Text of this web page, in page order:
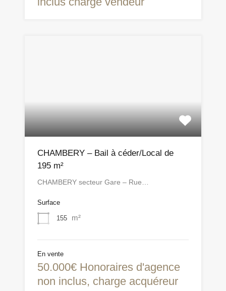
CHAMBERY – Bail à céder/Local de
195 m²
CHAMBERY secteur Gare – Rue…
Surface
155 m²
En vente
50.000€ Honoraires d'agence
non inclus, charge acquéreur